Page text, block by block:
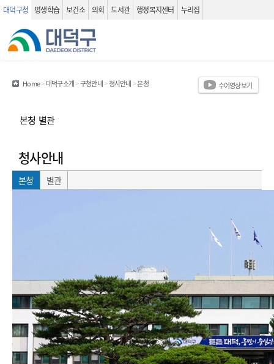
대덕구청 평생학습 보건소 의회 도서관 행정복지센터 누리집
Home>대덕구소개>구청안내>청사안내>본청 수어영상보기
본청 별관
청사안내
본청 별관